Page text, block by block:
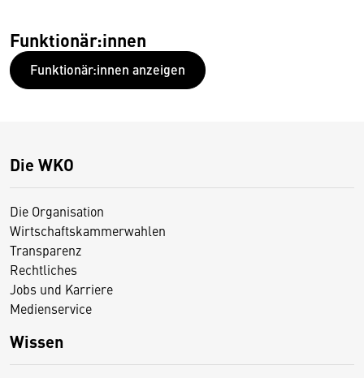
Funktionär:innen
Funktionär:innen anzeigen
Die WKO
Die Organisation
Wirtschaftskammerwahlen
Transparenz
Rechtliches
Jobs und Karriere
Medienservice
Wissen